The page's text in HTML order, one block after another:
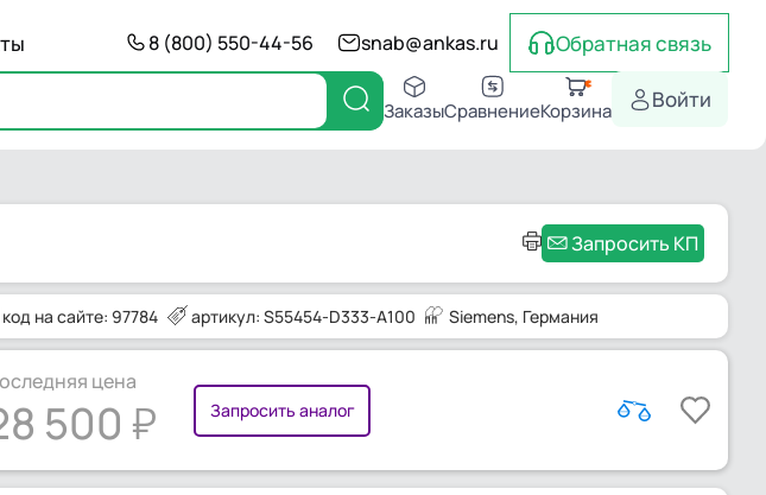
8 (800) 550-44-56 snab@ankas.ru Обратная связь
ЗаказыСравнениеКорзина Войти
Запросить КП
код на сайте: 97784 артикул: S55454-D333-A100 Siemens, Германия
цена
500 Запросить аналог